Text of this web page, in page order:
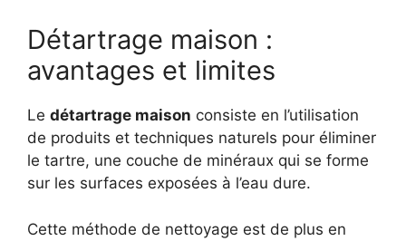
Détartrage maison :
avantages et limites
Le détartrage maison consiste en l’utilisation
de produits et techniques naturels pour éliminer
le tartre, une couche de minéraux qui se forme
sur les surfaces exposées à l’eau dure.
Cette méthode de nettoyage est de plus en